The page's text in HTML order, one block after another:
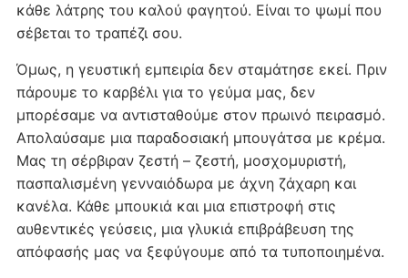
κάθε λάτρης του καλού φαγητού. Είναι το ψωμί που
σέβεται το τραπέζι σου.
Όμως, η γευστική εμπειρία δεν σταμάτησε εκεί. Πριν
πάρουμε το καρβέλι για το γεύμα μας, δεν
μπορέσαμε να αντισταθούμε στον πρωινό πειρασμό.
Απολαύσαμε μια παραδοσιακή μπουγάτσα με κρέμα.
Μας τη σέρβιραν ζεστή – ζεστή, μοσχομυριστή,
πασπαλισμένη γενναιόδωρα με άχνη ζάχαρη και
κανέλα. Κάθε μπουκιά και μια επιστροφή στις
αυθεντικές γεύσεις, μια γλυκιά επιβράβευση της
απόφασής μας να ξεφύγουμε από τα τυποποιημένα.